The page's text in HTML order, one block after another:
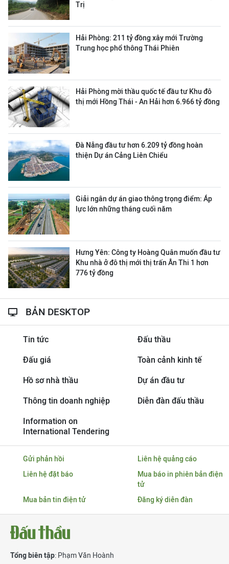
Trị
Hải Phòng: 211 tỷ đồng xây mới Trường
Trung học phổ thông Thái Phiên
Hải Phòng mời thầu quốc tế đầu tư Khu đô
thị mới Hồng Thái - An Hải hơn 6.966 tỷ đồng
Đà Nẵng đầu tư hơn 6.209 tỷ đồng hoàn
thiện Dự án Cảng Liên Chiểu
Giải ngân dự án giao thông trọng điểm: Áp
lực lớn những tháng cuối năm
Hưng Yên: Công ty Hoàng Quân muốn đầu tư
Khu nhà ở đô thị mới thị trấn Ân Thi 1 hơn
776 tỷ đồng
BẢN DESKTOP
Tin tức Đấu thầu
Đấu giá Toàn cảnh kinh tế
Hồ sơ nhà thầu Dự án đầu tư
Thông tin doanh nghiệp Diễn đàn đấu thầu
Information on
International Tendering
Gửi phản hồi
Liên hệ quảng cáo
Liên hệ đặt báo
Mua báo in phiên bản điện
tử
Mua bản tin điện tử
Đăng ký diễn đàn
Tổng biên tập: Phạm Văn Hoành